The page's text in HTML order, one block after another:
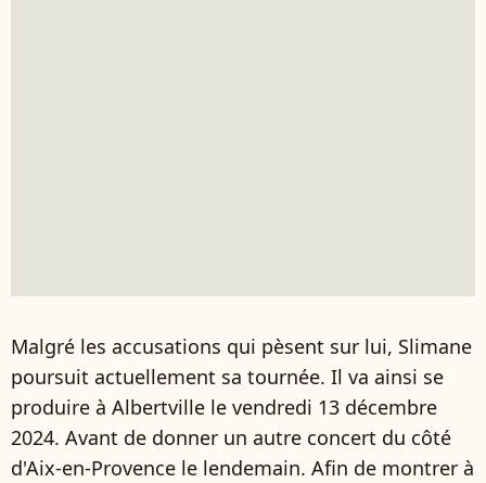
Malgré les accusations qui pèsent sur lui, Slimane
poursuit actuellement sa tournée. Il va ainsi se
produire à Albertville le vendredi 13 décembre
2024. Avant de donner un autre concert du côté
d'Aix-en-Provence le lendemain. Afin de montrer à